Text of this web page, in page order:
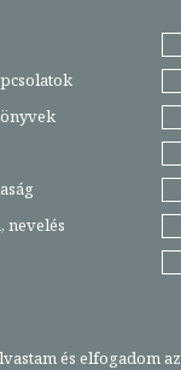
nevelés
és elfogadom az